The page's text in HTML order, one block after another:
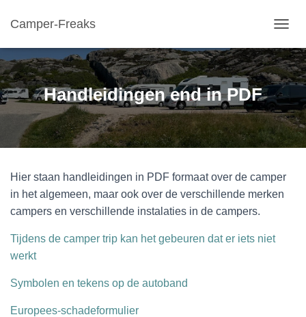
Camper-Freaks
Handleidingen end in PDF
Hier staan handleidingen in PDF formaat over de camper
in het algemeen, maar ook over de verschillende merken
campers en verschillende instalaties in de campers.
Tijdens de camper trip kan het gebeuren dat er iets niet
werkt
Symbolen en tekens op de autoband
Europees-schadeformulier